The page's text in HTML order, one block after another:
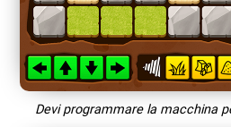
Devi programmare la macchina